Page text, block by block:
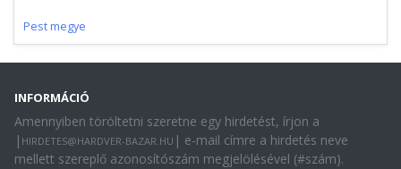
Pest megye
INFORMÁCIÓ
Amennyiben töröltetni szeretne egy hirdetést, írjon a
| HIRDETES@HARDVER-BAZAR.HU | e-mail címre a hirdetés neve
mellett szereplő azonosítószám megjelölésével (#szám).